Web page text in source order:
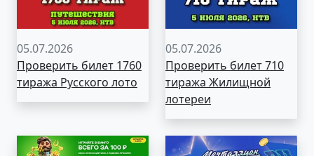
05.07.2026
Проверить билет 1760
тиража Русского лото
05.07.2026
Проверить билет 710
тиража Жилищной
лотереи